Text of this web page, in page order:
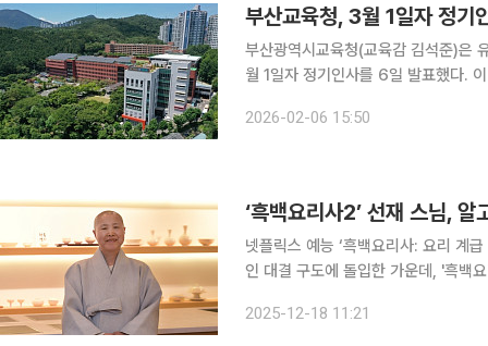
부산교육청, 3월 1일자 정
부산광역시교육청(교육감 김석준)은
월 1일자 정기인사를 6일 발표했다. 이번 인사에서는 유·초등 203명, 중등 88명의 학교관리자가
됐으며, 교(원)감은 승진·전직 49명
2026-02-06 15:50
‘흑백요리사2’ 선재 스님,
넷플릭스 예능 ‘흑백요리사: 요리 계
인 대결 구도에 돌입한 가운데, '흑백
수 흑수저 셰프들과 이를 지키려는 대
2025-12-18 11:21